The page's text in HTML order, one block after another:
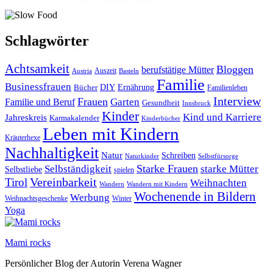
Schlagwörter
Achtsamkeit Austria Auszeit Basteln berufstätige Mütter Bloggen
Businessfrauen Bücher DIY Ernährung Familie Familienleben
Familie und Beruf Frauen Garten Gesundheit Innsbruck Interview
Jahreskreis Karmakalender Kinder Kinderbücher Kind und Karriere
Kräuterhexe Leben mit Kindern
Nachhaltigkeit Natur Naturkinder Schreiben Selbstfürsorge
Selbstliebe Selbständigkeit spielen Starke Frauen starke Mütter
Tirol Vereinbarkeit Wandern Wandern mit Kindern Weihnachten
Weihnachtsgeschenke Werbung Winter Wochenende in Bildern
Yoga
Mami rocks
Persönlicher Blog der Autorin Verena Wagner